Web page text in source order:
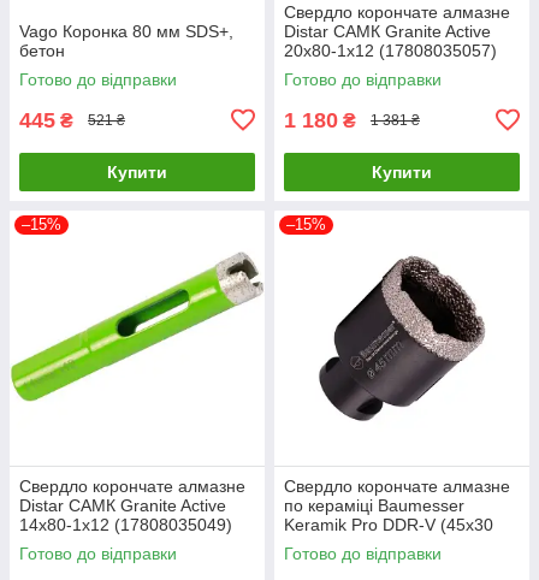
Vago Коронка 80 мм SDS+,
бетон
Готово до відправки
445 ₴ 521 ₴
Купити
Свердло корончате алмазне
Distar САМК Granite Active
20x80-1x12 (17808035057)
Готово до відправки
1 180 ₴ 1 381 ₴
Купити
–15%
Свердло корончате алмазне
Distar САМК Granite Active
14x80-1x12 (17808035049)
Готово до відправки
–15%
Свердло корончате алмазне
по кераміці Baumesser
Keramik Pro DDR-V (45x30
мм, М14) (910283018173)
Готово до відправки